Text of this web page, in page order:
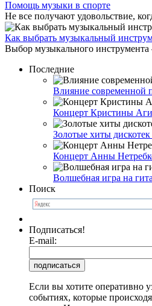
Помощь музыки в спорте
Не все получают удовольствие,
Как выбрать музыкальный
Выбор музыкального инструмента
Последние
Влияние современной
Концерт Кристины
Золотые хиты
Концерт Анны
Волшебная игра на
Поиск
Подписаться!
E-mail:
Если вы хотите оперативно
событиях, которые